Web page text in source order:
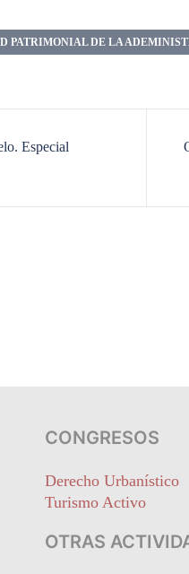
PATRIMONIAL DE LA
Especial
CONGRESOS
Derecho Urbanístico
Turismo Activo
OTRAS